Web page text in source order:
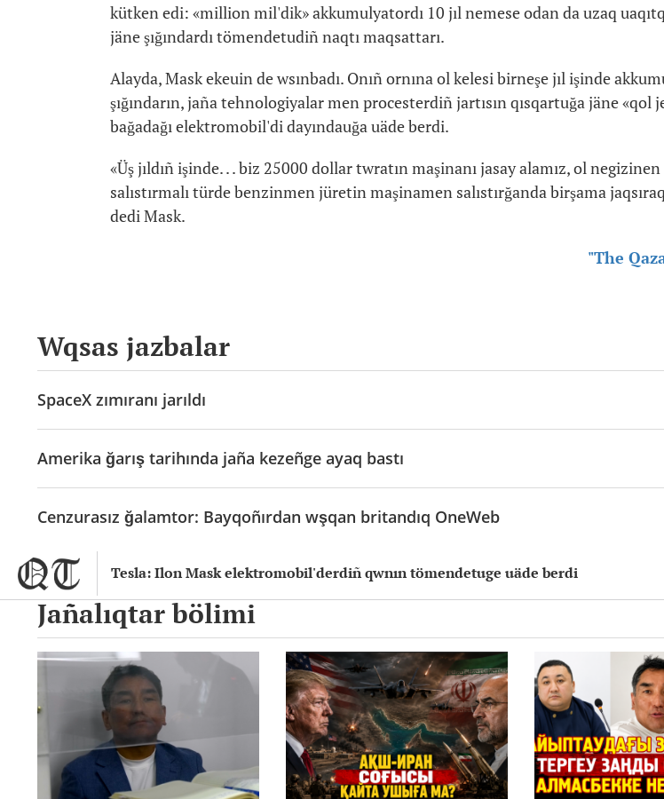
Tesla: Ilon Mask elektromobil'derdiñ qwnın tömendetuge uäde berdi
kütken edi: «million mil'dik» akkumulyatordı 10 jıl nemese odan da uzaq
jäne şığındardı tömendetudiñ naqtı maqsattarı.
Alayda, Mask ekeuin de wsınbadı. Onıñ ornına ol kelesi birneşe jıl işinde
şığındarın, jaña tehnologiyalar men procesterdiñ jartısın qısqartuğa jäne «qol
bağadağı elektromobil'di dayındauğa uäde berdi.
«Üş jıldıñ işinde. . . biz 25000 dollar twratın maşinanı jasay alamız, ol negizinen
salıstırmalı türde benzinmen jüretin maşinamen salıstırğanda birşama
dedi Mask.
"The
Wqsas jazbalar
SpaceX zımıranı jarıldı
Amerika ğarış tarihında jaña kezeñge ayaq bastı
Cenzurasız ğalamtor: Bayqoñırdan wşqan britandıq OneWeb
Jañalıqtar bölimi